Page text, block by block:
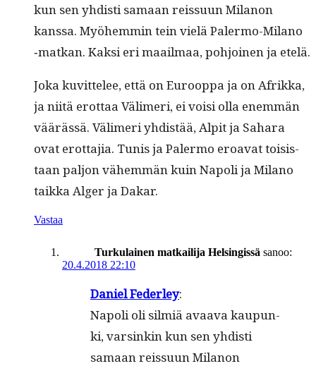
kun sen yhdisti samaan reis­su­un Milanon
kanssa. Myöhem­min tein vielä Paler­mo-Milano
‑matkan. Kak­si eri maail­maa, pohjoinen ja etelä.
Joka kuvit­telee, että on Euroop­pa ja on Afrik­ka,
ja niitä erot­taa Välimeri, ei voisi olla enem­män
väärässä. Välimeri yhdis­tää, Alpit ja Sahara
ovat erot­ta­jia. Tunis ja Paler­mo eroa­vat toi­sis­
taan paljon vähem­män kuin Napoli ja Milano
taik­ka Alger ja Dakar.
Vastaa
Turkulainen matkailija Helsingissä sanoo:
20.4.2018 22:10
Daniel Fed­er­ley:
Napoli oli silmiä avaa­va kaupun­
ki, varsinkin kun sen yhdisti
samaan reis­su­un Milanon